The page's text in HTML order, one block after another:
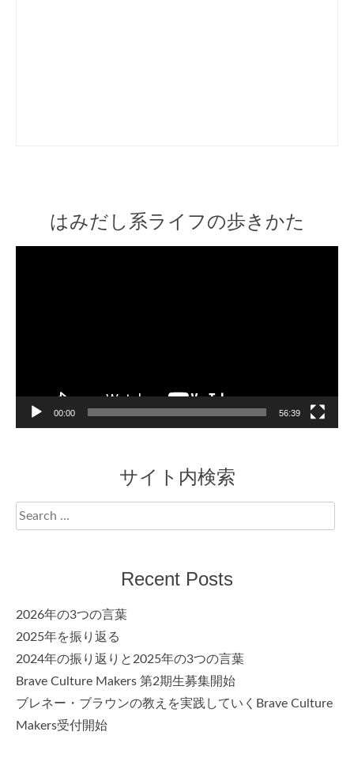
はみだし系ライフの歩きかた
00:00 56:39
サイト内検索
Search
for:
Recent Posts
2026年の3つの言葉
2025年を振り返る
2024年の振り返りと2025年の3つの言葉
Brave Culture Makers 第2期生募集開始
ブレネー・ブラウンの教えを実践していくBrave Culture
Makers受付開始